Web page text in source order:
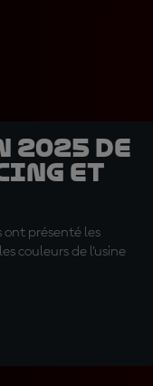
de
et
ont présenté les
couleurs de l'usine